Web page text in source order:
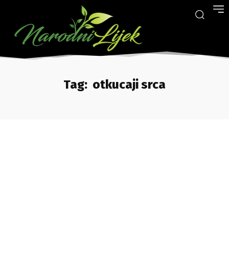
Tag: otkucaji srca